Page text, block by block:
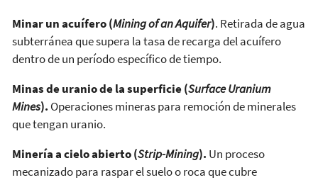
Minar un acuífero (Mining of an Aquifer). Retirada de agua
subterránea que supera la tasa de recarga del acuífero
dentro de un período específico de tiempo.
Minas de uranio de la superficie (Surface Uranium
Mines). Operaciones mineras para remoción de minerales
que tengan uranio.
Minería a cielo abierto (Strip-Mining). Un proceso
mecanizado para raspar el suelo o roca que cubre